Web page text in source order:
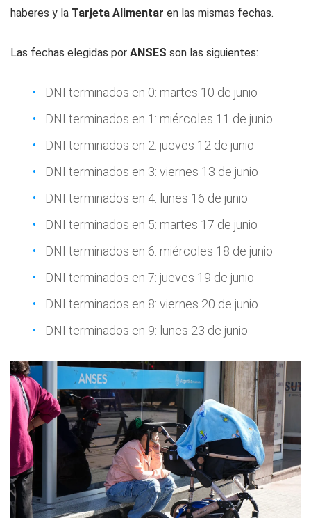
haberes y la Tarjeta Alimentar en las mismas fechas.
Las fechas elegidas por ANSES son las siguientes:
DNI terminados en 0: martes 10 de junio
DNI terminados en 1: miércoles 11 de junio
DNI terminados en 2: jueves 12 de junio
DNI terminados en 3: viernes 13 de junio
DNI terminados en 4: lunes 16 de junio
DNI terminados en 5: martes 17 de junio
DNI terminados en 6: miércoles 18 de junio
DNI terminados en 7: jueves 19 de junio
DNI terminados en 8: viernes 20 de junio
DNI terminados en 9: lunes 23 de junio